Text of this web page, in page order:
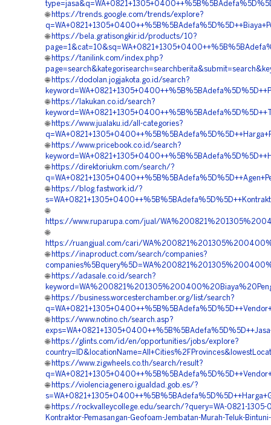
🌐 https://trends.google.com/trends/explore?
🌐 https://bela.gratisongkir.id/products/10?
🌐 https://tanilink.com/index.php?
🌐 https://dodolan.jogjakota.go.id/search?
🌐 https://lakukan.co.id/search?
🌐 https://www.jualaku.id/all-categories?
🌐 https://www.pricebook.co.id/search?
🌐 https://direktoriukm.com/search/?
🌐 https://blog.fastwork.id/?
🌐
https://www.ruparupa.com/jual/
🌐
https://ruangjual.com/cari/
🌐 https://inaproduct.com/search/companies?
🌐 https://adasale.co.id/search?
🌐 https://business.worcesterchamber.org/list/search?
🌐 https://www.notino.ch/search.asp?
🌐 https://glints.com/id/en/opportunities/jobs/explore?
🌐 https://www.zigwheels.co.th/search/result?
🌐 https://violenciagenero.igualdad.gob.es/?
🌐 https://rockvalleycollege.edu/search/?query=WA-0821-
Kontraktor-Pemasangan-Geofoam-Jembatan-Murah-Teluk-